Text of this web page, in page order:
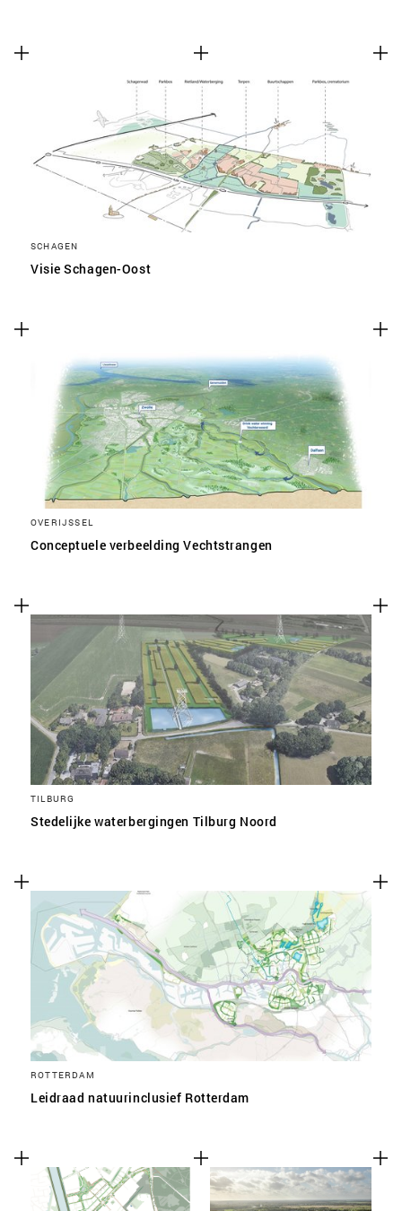
SCHAGEN
Visie Schagen-Oost
OVERIJSSEL
Conceptuele verbeelding Vechtstrangen
TILBURG
Stedelijke waterbergingen Tilburg Noord
ROTTERDAM
Leidraad natuurinclusief Rotterdam